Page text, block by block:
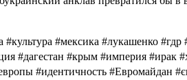
#мексика #лукашенко #гдр
#дагестан #крым #империя #ирак
#идентичность #Евромайдан